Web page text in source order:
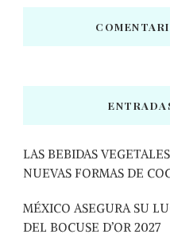
LAS BEBIDAS
NUEVAS FORMAS DE
MÉXICO ASEGURA SU
DEL BOCUSE D’OR 2027